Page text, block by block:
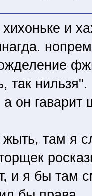
и
так
он
жыть, там я
и я бы там